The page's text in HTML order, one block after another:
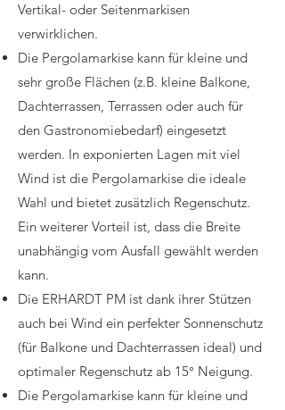
Vertikal- oder Seitenmarkisen
verwirklichen.
Die Pergolamarkise kann für kleine und
sehr große Flächen (z.B. kleine Balkone,
Dachterrassen, Terrassen oder auch für
den Gastronomiebedarf) eingesetzt
werden. In exponierten Lagen mit viel
Wind ist die Pergolamarkise die ideale
Wahl und bietet zusätzlich Regenschutz.
Ein weiterer Vorteil ist, dass die Breite
unabhängig vom Ausfall gewählt werden
kann.
Die ERHARDT PM ist dank ihrer Stützen
auch bei Wind ein perfekter Sonnenschutz
(für Balkone und Dachterrassen ideal) und
optimaler Regenschutz ab 15° Neigung.
Die Pergolamarkise kann für kleine und